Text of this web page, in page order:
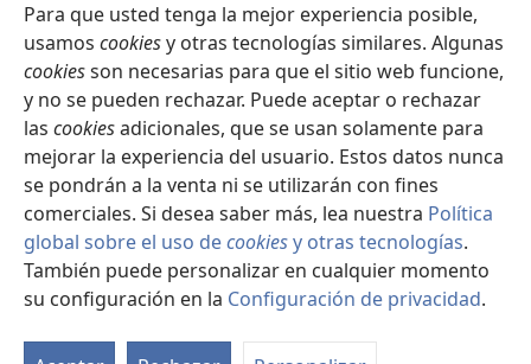
Para que usted tenga la mejor experiencia posible,
usamos cookiesy otras tecnologías similares. Algunas
cookiesson necesarias para que el sitio web funcione,
y no se pueden rechazar. Puede aceptar o rechazar
las cookiesadicionales, que se usan solamente para
mejorar la experiencia del usuario. Estos datos nunca
se pondrán a la venta ni se utilizarán con fines
comerciales. Si desea saber más, lea nuestra Política
global sobre el uso decookiesy otras tecnologías.
También puede personalizar en cualquier momento
su configuración en la Configuración de privacidad.
una
nueva
ventana)
JW Hub
(abre
una
nueva
ventana)
JW Library
Watchtower Library
Copyright© 2026 Watch Tower Bible and Tract Society of Pennsylvania.
CONDICIONES DE USO|POLÍTICA DE PRIVACIDAD|
CONFIGURACIÓN DE PRIVACIDAD